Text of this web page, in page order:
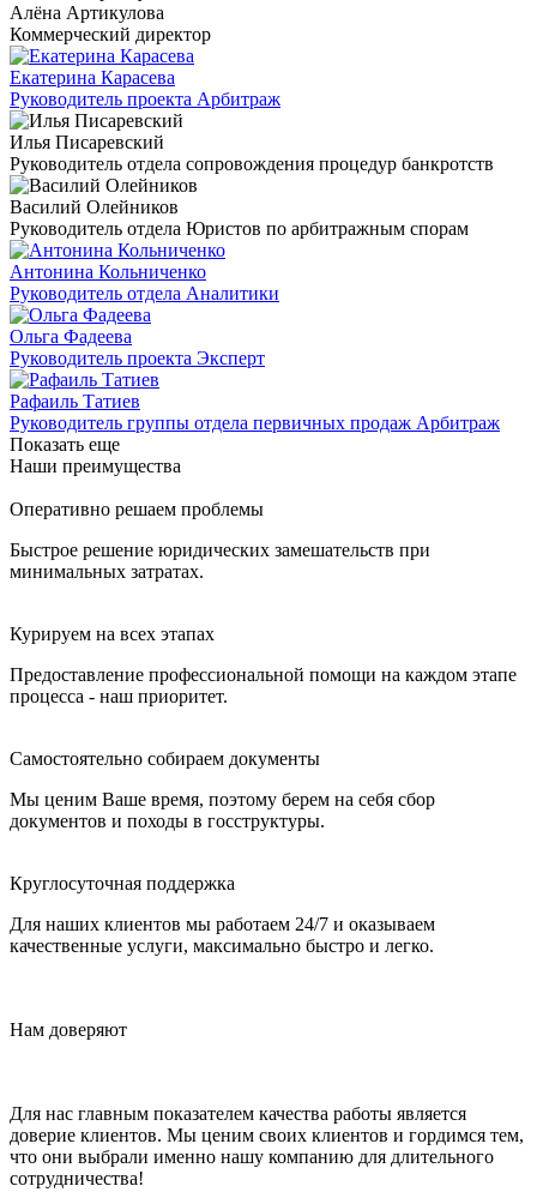
Алёна Артикулова
Коммерческий директор
Екатерина Карасева
Руководитель проекта Арбитраж
Илья Писаревский
Руководитель отдела сопровождения процедур банкротств
Василий Олейников
Руководитель отдела Юристов по арбитражным спорам
Антонина Кольниченко
Руководитель отдела Аналитики
Ольга Фадеева
Руководитель проекта Эксперт
Рафаиль Татиев
Руководитель группы отдела первичных продаж Арбитраж
Показать еще
Наши преимущества
Оперативно решаем проблемы
Быстрое решение юридических замешательств при
минимальных затратах.
Курируем на всех этапах
Предоставление профессиональной помощи на каждом этапе
процесса - наш приоритет.
Самостоятельно собираем документы
Мы ценим Ваше время, поэтому берем на себя сбор
документов и походы в госструктуры.
Круглосуточная поддержка
Для наших клиентов мы работаем 24/7 и оказываем
качественные услуги, максимально быстро и легко.
Нам доверяют
Для нас главным показателем качества работы является
доверие клиентов. Мы ценим своих клиентов и гордимся тем,
что они выбрали именно нашу компанию для длительного
сотрудничества!